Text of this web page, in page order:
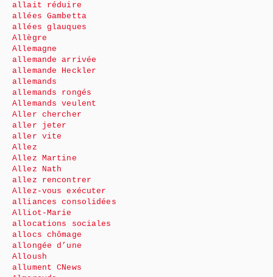
allait réduire
allées Gambetta
allées glauques
Allègre
Allemagne
allemande arrivée
allemande Heckler
allemands
allemands rongés
Allemands veulent
Aller chercher
aller jeter
aller vite
Allez
Allez Martine
Allez Nath
allez rencontrer
Allez-vous exécuter
alliances consolidées
Alliot-Marie
allocations sociales
allocs chômage
allongée d’une
Alloush
allument CNews